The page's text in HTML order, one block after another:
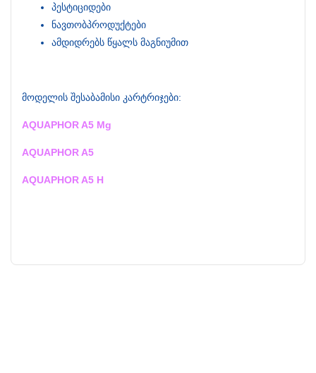
პესტიციდები
ნავთობპროდუქტები
ამდიდრებს წყალს მაგნიუმით
მოდელის შესაბამისი კარტრიჯები:
AQUAPHOR A5 Mg
AQUAPHOR A5
AQUAPHOR A5 H